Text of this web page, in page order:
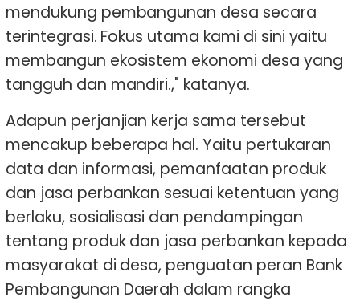
mendukung pembangunan desa secara
terintegrasi. Fokus utama kami di sini yaitu
membangun ekosistem ekonomi desa yang
tangguh dan mandiri.," katanya.
Adapun perjanjian kerja sama tersebut
mencakup beberapa hal. Yaitu pertukaran
data dan informasi, pemanfaatan produk
dan jasa perbankan sesuai ketentuan yang
berlaku, sosialisasi dan pendampingan
tentang produk dan jasa perbankan kepada
masyarakat di desa, penguatan peran Bank
Pembangunan Daerah dalam rangka